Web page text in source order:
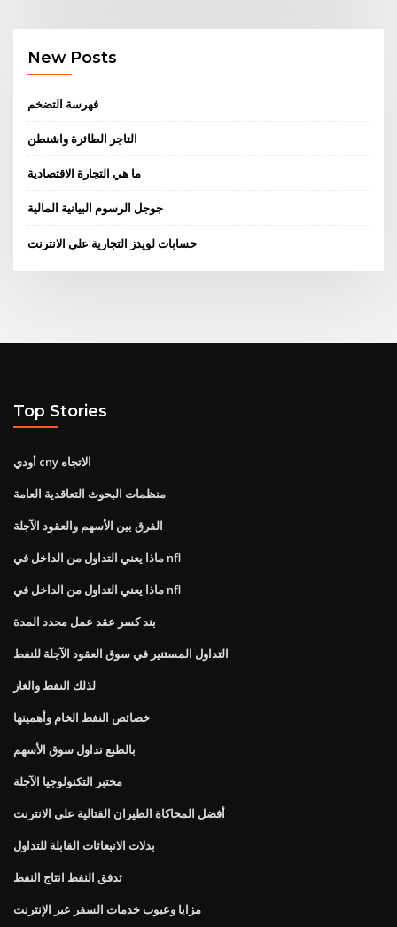
New Posts
فهرسة التضخم
التاجر الطائرة واشنطن
ما هي التجارة الاقتصادية
جوجل الرسوم البيانية المالية
حسابات لويدز التجارية على الانترنت
Top Stories
أودي cny الاتجاه
منظمات البحوث التعاقدية العامة
الفرق بين الأسهم والعقود الآجلة
ماذا يعني التداول من الداخل في nfl
ماذا يعني التداول من الداخل في nfl
بند كسر عقد عمل محدد المدة
التداول المستنير في سوق العقود الآجلة للنفط
لذلك النفط والغاز
خصائص النفط الخام وأهميتها
بالطبع تداول سوق الأسهم
مختبر التكنولوجيا الآجلة
أفضل المحاكاة الطيران القتالية على الانترنت
بدلات الانبعاثات القابلة للتداول
تدفق النفط انتاج النفط
مزايا وعيوب خدمات السفر عبر الإنترنت